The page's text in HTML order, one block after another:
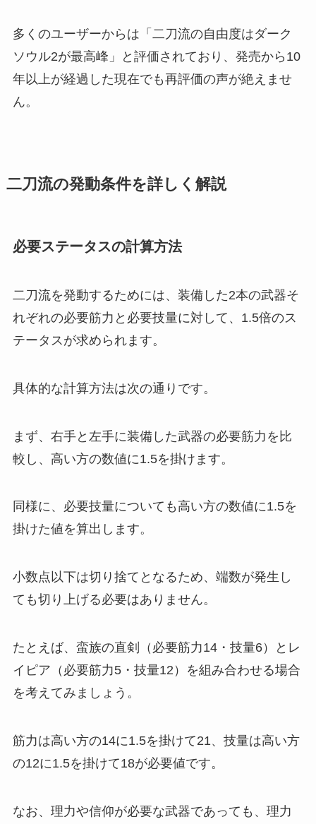
多くのユーザーからは「二刀流の自由度はダーク
ソウル2が最高峰」と評価されており、発売から10
年以上が経過した現在でも再評価の声が絶えませ
ん。
二刀流の発動条件を詳しく解説
必要ステータスの計算方法
二刀流を発動するためには、装備した2本の武器そ
れぞれの必要筋力と必要技量に対して、1.5倍のス
テータスが求められます。
具体的な計算方法は次の通りです。
まず、右手と左手に装備した武器の必要筋力を比
較し、高い方の数値に1.5を掛けます。
同様に、必要技量についても高い方の数値に1.5を
掛けた値を算出します。
小数点以下は切り捨てとなるため、端数が発生し
ても切り上げる必要はありません。
たとえば、蛮族の直剣（必要筋力14・技量6）とレ
イピア（必要筋力5・技量12）を組み合わせる場合
を考えてみましょう。
筋力は高い方の14に1.5を掛けて21、技量は高い方
の12に1.5を掛けて18が必要値です。
なお、理力や信仰が必要な武器であっても、理力